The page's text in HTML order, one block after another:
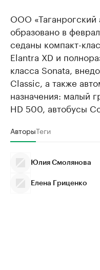
ООО «Таганрогский
образовано в
седаны компакт-
Elantra XD и
класса Sonata,
Classic, а также
назначения: малый
HD 500, автобусы
АвторыТеги
Юлия Смолянова
Елена Гриценко